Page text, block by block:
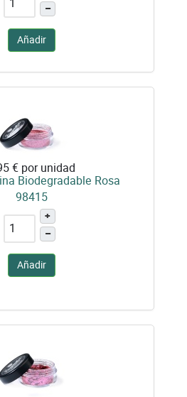
–
Añadir
€ por unidad
Biodegradable Rosa
98415
+
–
Añadir